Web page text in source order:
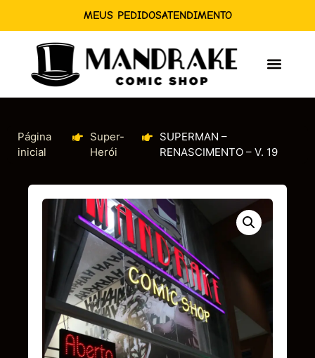
MEUS PEDIDOSATENDIMENTO
Página
inicial
Super-
Herói
SUPERMAN –
RENASCIMENTO – V. 19